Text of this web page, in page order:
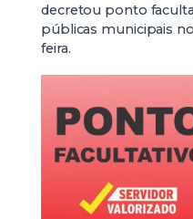
decretou ponto
públicas municipais
feira.